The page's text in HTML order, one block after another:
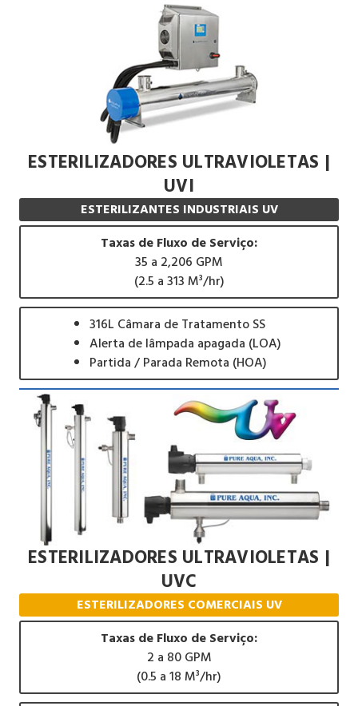
ESTERILIZADORES ULTRAVIOLETAS |
UVI
ESTERILIZANTES INDUSTRIAIS UV
Taxas de Fluxo de Serviço:
35 a 2,206 GPM
(2.5 a 313 M³/hr)
316L Câmara de Tratamento SS
Alerta de lâmpada apagada (LOA)
Partida / Parada Remota (HOA)
ESTERILIZADORES ULTRAVIOLETAS |
UVC
ESTERILIZADORES COMERCIAIS UV
Taxas de Fluxo de Serviço:
2 a 80 GPM
(0.5 a 18 M³/hr)